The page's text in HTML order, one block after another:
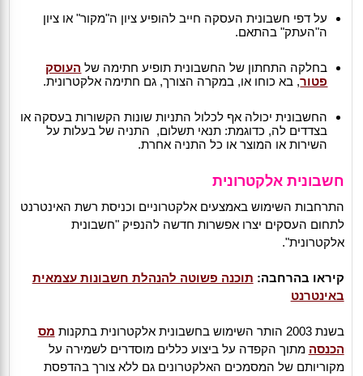
על דפי חשבונית העסקה חייב להופיע ציון ה"מקור" או ציון
ה"העתק" בהתאם.
בחלקה התחתון של החשבונית תופיע חתימה של העוסק
פטור, בא כוחו או, במקרה הצורך, גם חתימה אלקטרונית.
החשבונית יכולה אף לכלול התניות שונות הקשורות בעסקה או
בצדדים לה, כדוגמת: תנאי תשלום, התניה של בעלות על
השירות או המוצר או כל התניה אחרת.
חשבונית אלקטרונית
התרחבות השימוש באמצעים אלקטרוניים וכניסת רשת האינטרנט
לתחום העסקים יצרו אפשרות חדשה להנפיק "חשבונית
אלקטרונית".
קיראו בהרחבה: תוכנה פשוטה להנהלת חשבונות עצמאית
באינטרנט
בשנת 2003 הותר השימוש בחשבונית אלקטרונית בתקנות
מס
הכנסה מתוך הקפדה על ביצוע כללים מוסדרים לשמירה על
מקוריותם של המסמכים האלקטרונים גם ללא צורך בהדפסת